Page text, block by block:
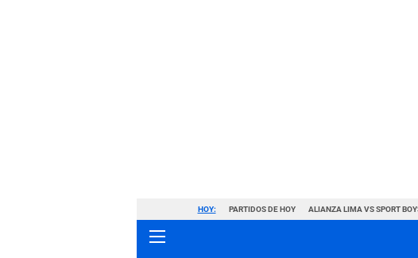
HOY: PARTIDOS DE HOY ALIANZA LIMA VS SPORT